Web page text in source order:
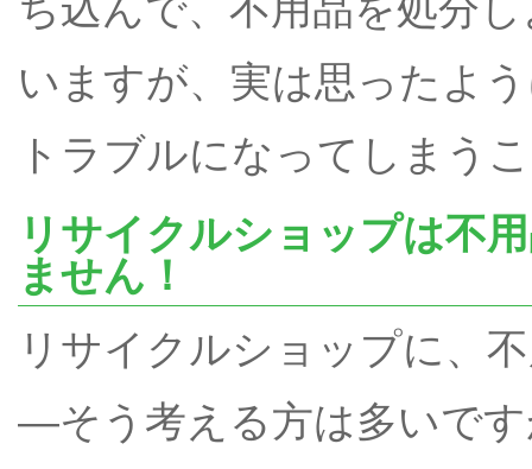
いますが、実は思ったよ
トラブルになってしまう
リサイクルショップは不
ません！
リサイクルショップに、
―そう考える方は多いで